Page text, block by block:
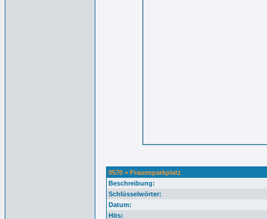
0570 > Frauenparkplatz
Beschreibung:
Schlüsselwörter:
Datum:
Hits: